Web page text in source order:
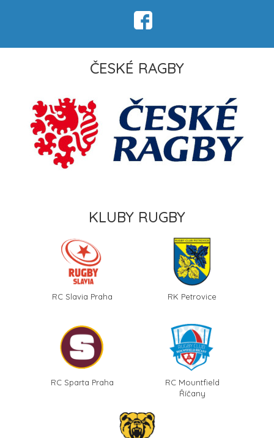
ČESKÉ RAGBY
KLUBY RUGBY
RC Slavia Praha RK Petrovice
RC Sparta Praha
RC Mountfield
Říčany